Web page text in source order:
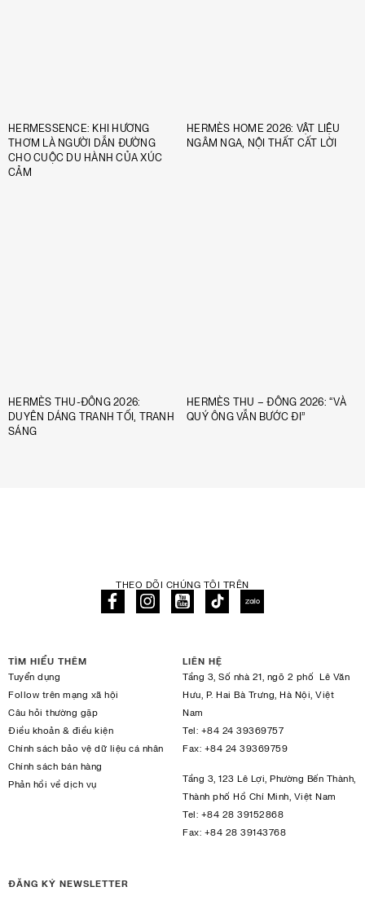
HERMESSENCE: KHI HƯƠNG
THƠM LÀ NGƯỜI DẪN ĐƯỜNG
CHO CUỘC DU HÀNH CỦA XÚC
CẢM
HERMÈS HOME 2026: VẬT LIỆU
NGÂM NGA, NỘI THẤT CẤT LỜI
HERMÈS THU-ĐÔNG 2026:
DUYÊN DÁNG TRANH TỐI, TRANH
SÁNG
HERMÈS THU – ĐÔNG 2026: “VÀ
QUÝ ÔNG VẪN BƯỚC ĐI”
THEO DÕI CHÚNG TÔI TRÊN
TÌM HIỂU THÊM
Tuyển dụng
Follow trên mạng xã hội
Câu hỏi thường gặp
Điều khoản & điều kiện
Chính sách bảo vệ dữ liệu cá nhân
Chính sách bán hàng
Phản hồi về dịch vụ
LIÊN HỆ
Tầng 3, Số nhà 21, ngõ 2 phố Lê Văn
Hưu, P. Hai Bà Trưng, Hà Nội, Việt
Nam
Tel: +84 24 39369757
Fax: +84 24 39369759
Tầng 3, 123 Lê Lợi, Phường Bến Thành,
Thành phố Hồ Chí Minh, Việt Nam
Tel: +84 28 39152868
Fax: +84 28 39143768
ĐĂNG KÝ NEWSLETTER